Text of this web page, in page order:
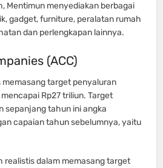
Mentimun menyediakan berbagai
gadget, furniture, peralatan rumah
dan perlengkapan lainnya.
(ACC)
memasang target penyaluran
Rp27 triliun. Target
sepanjang tahun ini angka
capaian tahun sebelumnya, yaitu
realistis dalam memasang target